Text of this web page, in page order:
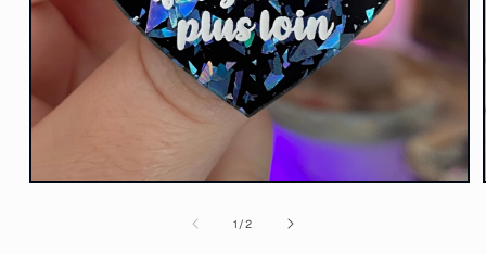
Ouvrir
1 /de
2